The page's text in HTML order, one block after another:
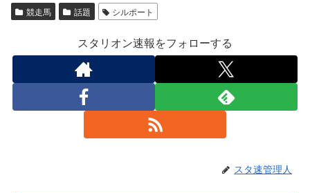
競走馬 話題 シルポート
スタリオン速報をフォローする
スタ速管理人